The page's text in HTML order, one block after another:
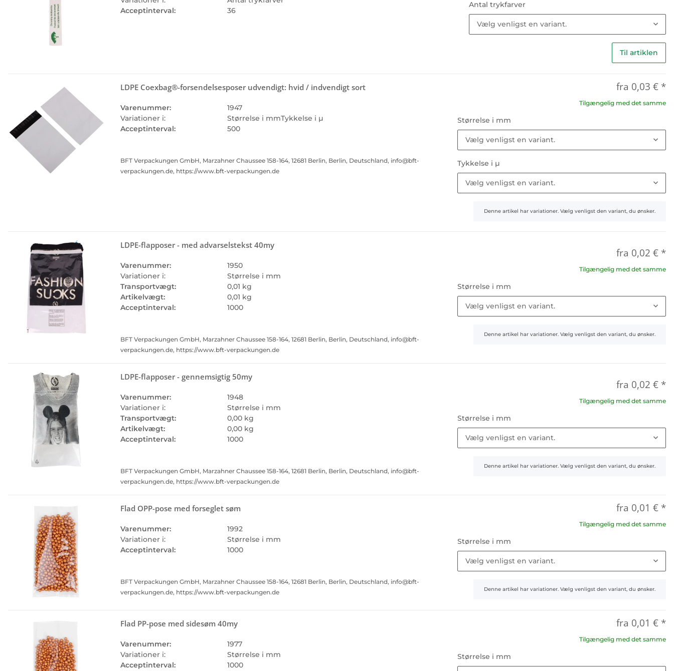
Acceptinterval:
36
Antal trykfarver
Vælg venligst en variant.
Til artiklen
LDPE Coexbag®-forsendelsesposer udvendigt: hvid / indvendigt sort
Varenummer:
1947
Variationer i:
Størrelse i mmTykkelse i µ
Acceptinterval:
500
BFT Verpackungen GmbH, Marzahner Chaussee 158-164, 12681 Berlin, Berlin, Deutschland, info@bft-
verpackungen.de, https://www.bft-verpackungen.de
fra 0,03 € *
Tilgængelig med det samme
Størrelse i mm
Vælg venligst en variant.
Tykkelse i µ
Vælg venligst en variant.
x
Denne artikel har variationer. Vælg venligst den variant, du ønsker.
LDPE-flapposer - med advarselstekst 40my
Varenummer:
1950
Variationer i:
Størrelse i mm
Transportvægt:
0,01 kg
Artikelvægt:
0,01 kg
Acceptinterval:
1000
BFT Verpackungen GmbH, Marzahner Chaussee 158-164, 12681 Berlin, Berlin, Deutschland, info@bft-
verpackungen.de, https://www.bft-verpackungen.de
fra 0,02 € *
Tilgængelig med det samme
Størrelse i mm
Vælg venligst en variant.
x
Denne artikel har variationer. Vælg venligst den variant, du ønsker.
LDPE-flapposer - gennemsigtig 50my
Varenummer:
1948
Variationer i:
Størrelse i mm
Transportvægt:
0,00 kg
Artikelvægt:
0,00 kg
Acceptinterval:
1000
BFT Verpackungen GmbH, Marzahner Chaussee 158-164, 12681 Berlin, Berlin, Deutschland, info@bft-
verpackungen.de, https://www.bft-verpackungen.de
fra 0,02 € *
Tilgængelig med det samme
Størrelse i mm
Vælg venligst en variant.
x
Denne artikel har variationer. Vælg venligst den variant, du ønsker.
Flad OPP-pose med forseglet søm
Varenummer:
1992
Variationer i:
Størrelse i mm
Acceptinterval:
1000
BFT Verpackungen GmbH, Marzahner Chaussee 158-164, 12681 Berlin, Berlin, Deutschland, info@bft-
verpackungen.de, https://www.bft-verpackungen.de
fra 0,01 € *
Tilgængelig med det samme
Størrelse i mm
Vælg venligst en variant.
x
Denne artikel har variationer. Vælg venligst den variant, du ønsker.
Flad PP-pose med sidesøm 40my
Varenummer:
1977
Variationer i:
Størrelse i mm
Acceptinterval:
1000
fra 0,01 € *
Tilgængelig med det samme
Størrelse i mm